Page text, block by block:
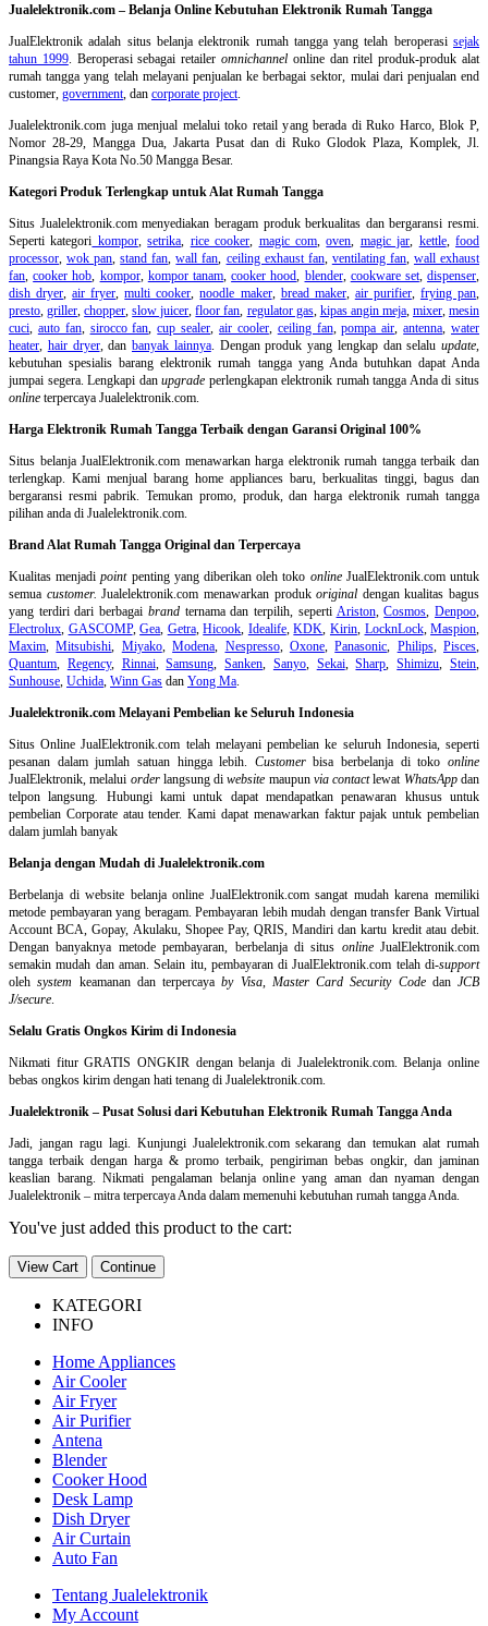
Jualelektronik.com – Belanja Online Kebutuhan Elektronik Rumah Tangga
JualElektronik adalah situs belanja elektronik rumah tanggayang telah beroperasisejak
tahun 1999. Beroperasi sebagai retaileromnichannel online dan ritel produk-produk alat
rumah tangga yang telah melayani penjualan ke berbagai sektor, mulai dari penjualan end
customer, government, dan corporate project.
Jualelektronik.com juga menjual melalui toko retail yang berada di Ruko Harco, Blok P,
Nomor 28-29, Mangga Dua, Jakarta Pusat dan di Ruko Glodok Plaza, Komplek, Jl.
Pinangsia Raya Kota No.50 Mangga Besar.
Kategori Produk Terlengkap untuk Alat Rumah Tangga
Situs Jualelektronik.com menyediakan beragam produk berkualitas dan bergaransi resmi.
Seperti kategori kompor,setrika, rice cooker, magic com,oven, magic jar, kettle,food
processor,wok pan,stand fan,wall fan, ceiling exhaust fan, ventilating fan, wall exhaust
fan,cooker hob, kompor, kompor tanam,cooker hood, blender, cookware set,dispenser,
dish dryer,air fryer,multi cooker,noodle maker, bread maker, air purifier, frying pan,
presto,griller,chopper,slow juicer,floor fan, regulator gas, kipas angin meja, mixer,mesin
cuci, auto fan, sirocco fan,cup sealer,air cooler, ceiling fan,pompa air,antenna,water
heater, hair dryer, dan banyak lainnya. Dengan produk yang lengkap dan selalu update,
kebutuhan spesialis barang elektronik rumah tangga yang Anda butuhkan dapat Anda
jumpai segera. Lengkapi danupgrade perlengkapan elektronik rumah tangga Anda di situs
online terpercaya Jualelektronik.com.
Harga Elektronik Rumah Tangga Terbaik dengan Garansi Original 100%
Situs belanjaJualElektronik.com menawarkan harga elektronik rumah tangga terbaik dan
terlengkap. Kami menjual barang home appliances baru, berkualitas tinggi, bagus dan
bergaransi resmi pabrik. Temukan promo, produk, dan harga elektronik rumah tangga
pilihan anda di Jualelektronik.com.
Brand Alat Rumah Tangga Original dan Terpercaya
Kualitas menjadipointpenting yang diberikan oleh toko onlineJualElektronik.com untuk
semua customer. Jualelektronik.com menawarkan produkoriginal dengan kualitas bagus
yang terdiri dari berbagai brandternama dan terpilih, seperti Ariston,Cosmos,Denpoo,
Electrolux, GASCOMP,Gea, Getra,Hicook, Idealife,KDK, Kirin, LocknLock,Maspion,
Maxim,Mitsubishi, Miyako,Modena, Nespresso, Oxone,Panasonic, Philips, Pisces,
Quantum, Regency, Rinnai,Samsung,Sanken, Sanyo, Sekai,Sharp,Shimizu,Stein,
Sunhouse, Uchida, Winn Gas dan Yong Ma.
Jualelektronik.com Melayani Pembelian ke Seluruh Indonesia
Situs Online JualElektronik.com telah melayani pembelian ke seluruh Indonesia, seperti
pesanan dalam jumlah satuan hingga lebih. Customerbisa berbelanja di tokoonline
JualElektronik, melalui orderlangsung diwebsite maupun via contactlewat WhatsAppdan
telpon langsung. Hubungi kami untuk dapat mendapatkan penawaran khusus untuk
pembelian Corporate atau tender. Kami dapat menawarkan faktur pajak untuk pembelian
dalam jumlah banyak
Belanja dengan Mudah di Jualelektronik.com
Berbelanja diwebsite belanja online JualElektronik.com sangat mudah karena memiliki
metode pembayaran yang beragam. Pembayaran lebih mudah dengan transfer Bank Virtual
Account BCA, Gopay, Akulaku, Shopee Pay, QRIS, Mandiri dan kartu kredit atau debit.
Dengan banyaknya metode pembayaran, berbelanja di situs onlineJualElektronik.com
semakin mudah dan aman. Selain itu, pembayaran di JualElektronik.com telah di-support
olehsystem keamanan dan terpercayaby Visa, Master Card Security Codedan JCB
J/secure.
Selalu Gratis Ongkos Kirim di Indonesia
Nikmati fitur GRATIS ONGKIR dengan belanja di Jualelektronik.com. Belanja online
bebas ongkos kirim dengan hati tenang di Jualelektronik.com.
Jualelektronik – Pusat Solusi dari Kebutuhan Elektronik Rumah Tangga Anda
Jadi, jangan ragu lagi. Kunjungi Jualelektronik.com sekarang dan temukan alat rumah
tangga terbaik dengan harga & promo terbaik, pengiriman bebas ongkir, dan jaminan
keaslian barang. Nikmati pengalaman belanja online yang aman dan nyaman dengan
Jualelektronik – mitra terpercaya Anda dalam memenuhi kebutuhan rumah tangga Anda.
You've just added this product to the cart:
View Cart Continue
KATEGORI
INFO
Home Appliances
Air Cooler
Air Fryer
Air Purifier
Antena
Blender
Cooker Hood
Desk Lamp
Dish Dryer
Air Curtain
Auto Fan
Tentang Jualelektronik
My Account